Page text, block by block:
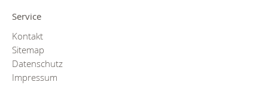
Service
Kontakt
Sitemap
Datenschutz
Impressum